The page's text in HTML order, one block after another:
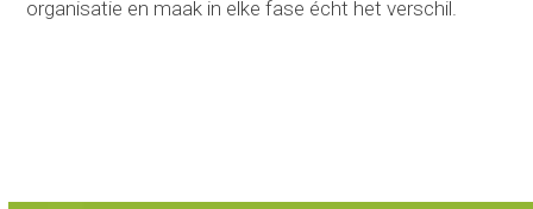
organisatie en maak in elke fase écht het verschil.